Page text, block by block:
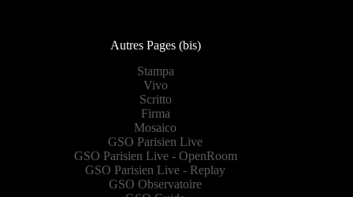
Autres Pages (bis)
Stampa
Vivo
Scritto
Firma
Mosaico
GSO Parisien Live
GSO Parisien Live - OpenRoom
GSO Parisien Live - Replay
GSO Observatoire